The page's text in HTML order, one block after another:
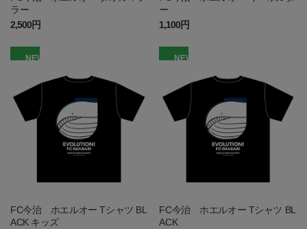
ラー
2,500円
ー
1,100円
NEW
FC今治 ホエルオー Tシャツ BL
ACK キッズ
NEW
FC今治 ホエルオー Tシャツ BL
ACK